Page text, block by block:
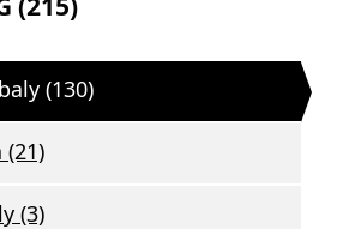
(130)
(21)
(3)